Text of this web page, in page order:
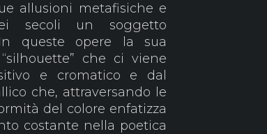
allusioni metafisiche e
secoli un soggetto
queste opere la sua
che ci viene
e cromatico e dal
che, attraversando le
del colore enfatizza
costante nella poetica